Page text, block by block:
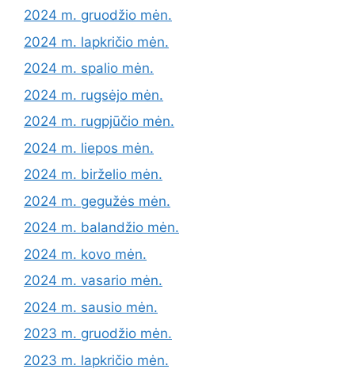
2024 m. gruodžio mėn.
2024 m. lapkričio mėn.
2024 m. spalio mėn.
2024 m. rugsėjo mėn.
2024 m. rugpjūčio mėn.
2024 m. liepos mėn.
2024 m. birželio mėn.
2024 m. gegužės mėn.
2024 m. balandžio mėn.
2024 m. kovo mėn.
2024 m. vasario mėn.
2024 m. sausio mėn.
2023 m. gruodžio mėn.
2023 m. lapkričio mėn.